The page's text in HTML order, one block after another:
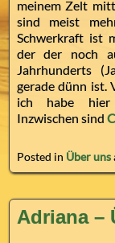
meinem Zelt
sind meist
Schwerkraft ist
der der noch
Jahrhunderts
gerade dünn ist.
ich habe hier
Inzwischen sind
Posted in Über uns
Adriana –